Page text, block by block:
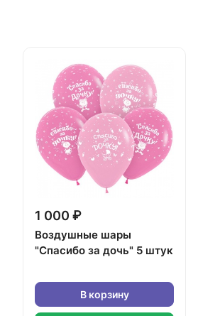
1 000 ₽
Воздушные шары
"Спасибо за дочь" 5 штук
В корзину